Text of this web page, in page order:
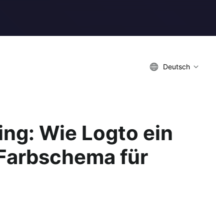
Deutsch
Wie Logto ein
für